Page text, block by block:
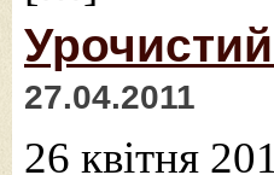
27.04.2011
26 квітня